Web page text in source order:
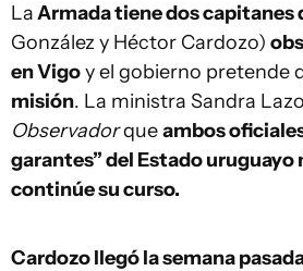
LaArmada tiene dos capitanes
González y Héctor Cardozo)
en Vigoy el gobierno pretende
misión. La ministra Sandra
Observadorqueambos
garantes” del Estado uruguayo
continúe su curso.
Cardozo llegó la semana